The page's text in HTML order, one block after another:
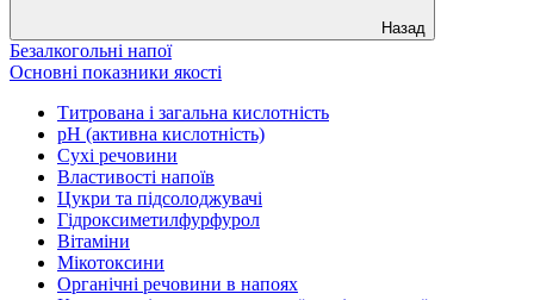
Назад
Безалкогольні напої
Основні показники якості
Титрована і загальна кислотність
рН (активна кислотність)
Сухі речовини
Властивості напоїв
Цукри та підсолоджувачі
Гідроксиметилфурфурол
Вітаміни
Мікотоксини
Органічні речовини в напоях